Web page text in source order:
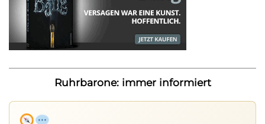
Ruhrbarone: immer informiert